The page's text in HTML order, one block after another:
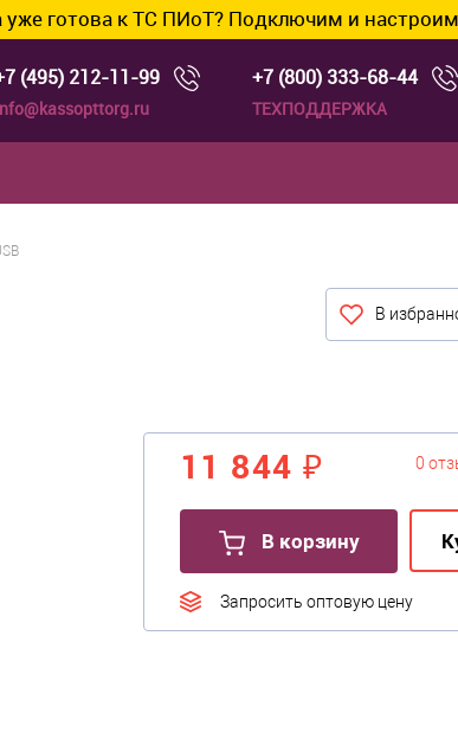
к ТС ПИоТ? Подключим и настроим без
(495) 212-11-99 +7 (800) 333-68-44
ТЕХПОДДЕРЖКА
В
11 844 ₽ 0
В корзину
Запросить оптовую цену